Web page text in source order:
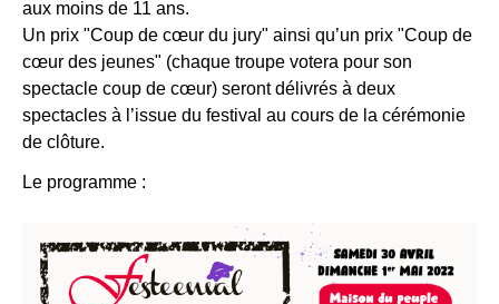
aux moins de 11 ans.
Un prix "Coup de cœur du jury" ainsi qu’un prix "Coup de
cœur des jeunes" (chaque troupe votera pour son
spectacle coup de cœur) seront délivrés à deux
spectacles à l’issue du festival au cours de la cérémonie
de clôture.
Le programme :